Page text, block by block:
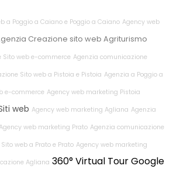
a Poggio a Caiano e Poggio a Caiano Agency web
Creazione sito web Agriturismo
Sito web e-commerce Agenzia comunicazione
Sito web a Pistoia e Pistoia Agenzia a Poggio a
e-commerce Agency web marketing Pistoia
web Agency web marketing Agliana Agenzia
web marketing Prato Agenzia comunicazione
web a Prato e Prato Agency web marketing
Agliana 360° Virtual Tour Google